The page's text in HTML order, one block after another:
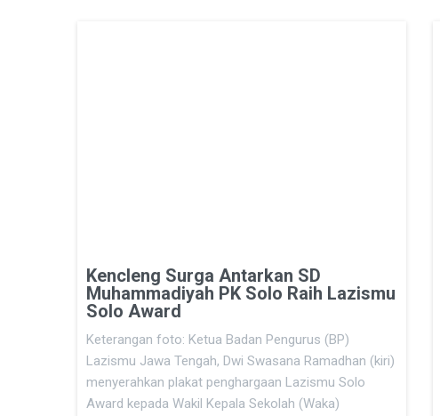
Kencleng Surga Antarkan SD
Muhammadiyah PK Solo Raih Lazismu
Solo Award
Keterangan foto: Ketua Badan Pengurus (BP)
Lazismu Jawa Tengah, Dwi Swasana Ramadhan (kiri)
menyerahkan plakat penghargaan Lazismu Solo
Award kepada Wakil Kepala Sekolah (Waka)